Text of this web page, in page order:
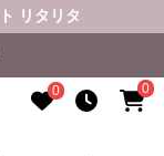
リタリタ
0 0